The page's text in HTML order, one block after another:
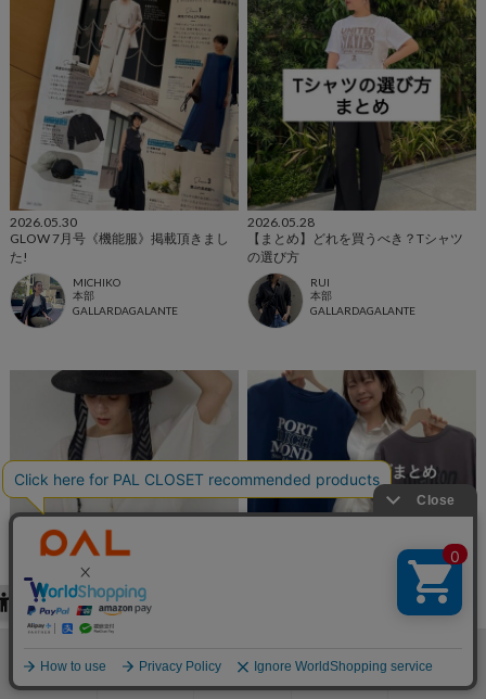
2026.05.30
GLOW 7月号《機能服》掲載頂きまし
た!
MICHIKO
本部
GALLARDAGALANTE
2026.05.28
【まとめ】どれを買うべき？Tシャツ
の選び方
RUI
本部
GALLARDAGALANTE
2026.05.27
【MONTHLY RANKING】5月みんなが
買った人気ランキングTOP5
GALLARDAGALANTE
本部
GALLARDAGALANTE
\ 真似できる！/ Ｔシャツコーデまとめ
GALLARDAGALANTE